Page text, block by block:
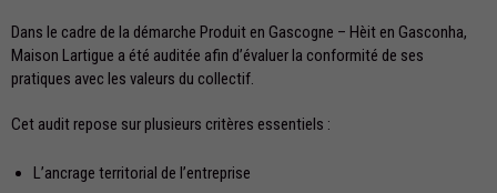
Dans le cadre de la démarche Produit en Gascogne – Hèit en Gasconha,
Maison Lartigue a été auditée afin d’évaluer la conformité de ses
pratiques avec les valeurs du collectif.
Cet audit repose sur plusieurs critères essentiels :
L’ancrage territorial de l’entreprise